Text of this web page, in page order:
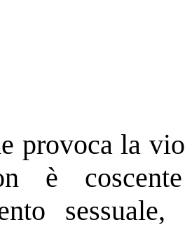
provoca la
è